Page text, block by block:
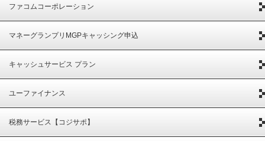
ファコムコーポレーション
マネーグランプリMGPキャッシング申込
キャッシュサービス プラン
ユーファイナンス
税務サービス【コジサポ】